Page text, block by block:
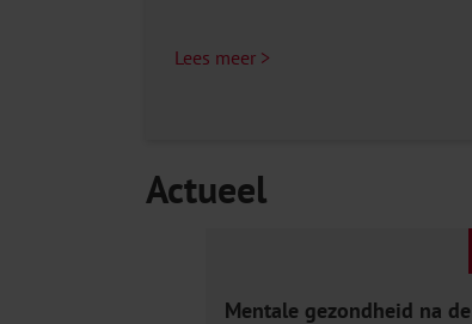
Lees meer >
Actueel
Mentale gezondheid na de